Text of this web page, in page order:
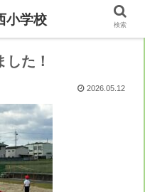
た！
2026.05.12
小学校 検索